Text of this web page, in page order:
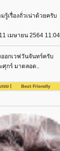
รู้เรื่องถั่วเน่าด้วยครับ
11 เมษายน 2564
อกเวฟวันจันทร์ครับ
ศุกร์ มาตลอด..